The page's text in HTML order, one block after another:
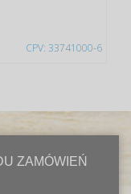
CPV: 33741000-6
ZAMÓWIEŃ